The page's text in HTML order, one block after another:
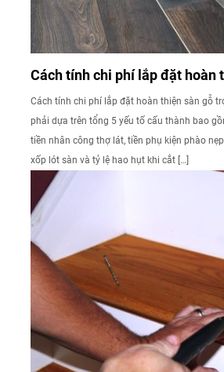
Cách tính chi phí lắp đặt hoàn
Cách tính chi phí lắp đặt hoàn thiện sàn gỗ
phải dựa trên tổng 5 yếu tố cấu thành bao
tiền nhân công thợ lát, tiền phụ kiện phào
xốp lót sàn và tỷ lệ hao hụt khi cắt […]